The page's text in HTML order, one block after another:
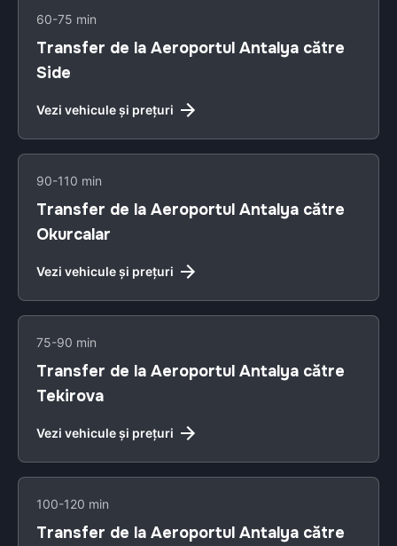
60-75 min
Transfer de la Aeroportul Antalya către
Side
Vezi vehicule și prețuri
90-110 min
Transfer de la Aeroportul Antalya către
Okurcalar
Vezi vehicule și prețuri
75-90 min
Transfer de la Aeroportul Antalya către
Tekirova
Vezi vehicule și prețuri
100-120 min
Transfer de la Aeroportul Antalya către